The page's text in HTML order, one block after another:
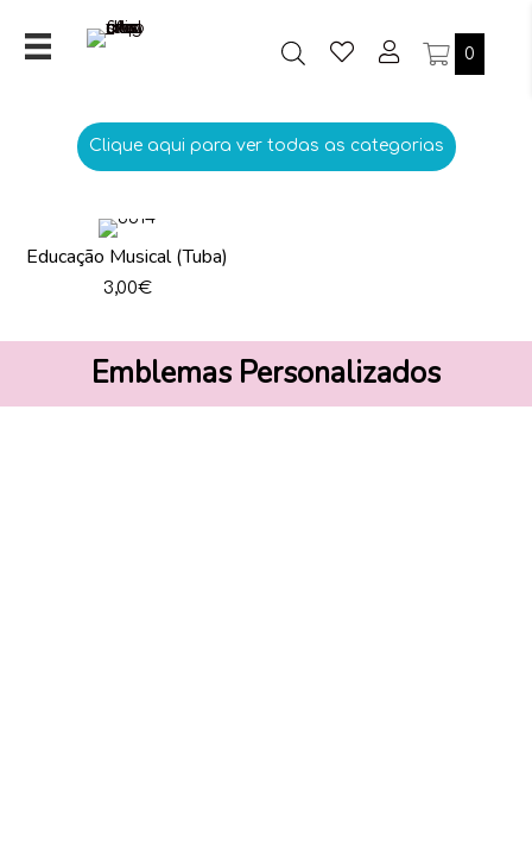
0
Clique aqui para ver todas as categorias
Educação Musical (Tuba)
3,00€
Emblemas Personalizados